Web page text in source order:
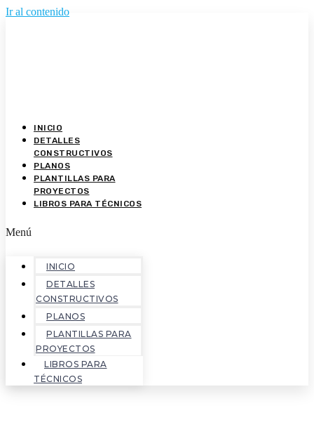
Ir al contenido
INICIO
DETALLES
CONSTRUCTIVOS
PLANOS
PLANTILLAS PARA
PROYECTOS
LIBROS PARA TÉCNICOS
Menú
INICIO
DETALLES
CONSTRUCTIVOS
PLANOS
PLANTILLAS PARA
PROYECTOS
LIBROS PARA
TÉCNICOS